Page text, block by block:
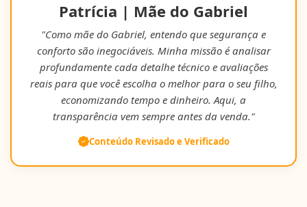
Patrícia | Mãe do Gabriel
"Como mãe do Gabriel, entendo que segurança e
conforto são inegociáveis. Minha missão é analisar
profundamente cada detalhe técnico e avaliações
reais para que você escolha o melhor para o seu filho,
economizando tempo e dinheiro. Aqui, a
transparência vem sempre antes da venda."
Conteúdo Revisado e Verificado